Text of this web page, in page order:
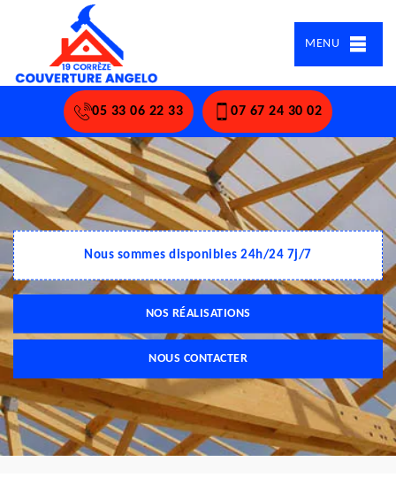
MENU
05 33 06 22 33 07 67 24 30 02
Nous sommes disponibles 24h/24 7j/7
NOS RÉALISATIONS
NOUS CONTACTER